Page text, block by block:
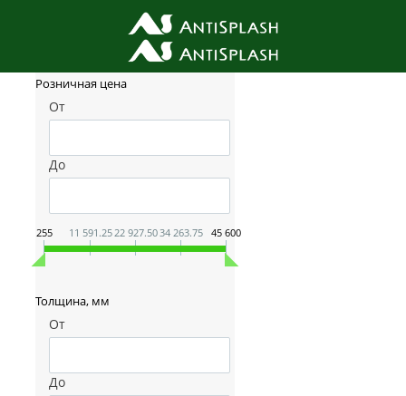
Фильтр товаров
Розничная цена
От
До
255 11 591.2522 927.5034 263.75 45 600
Толщина, мм
От
До